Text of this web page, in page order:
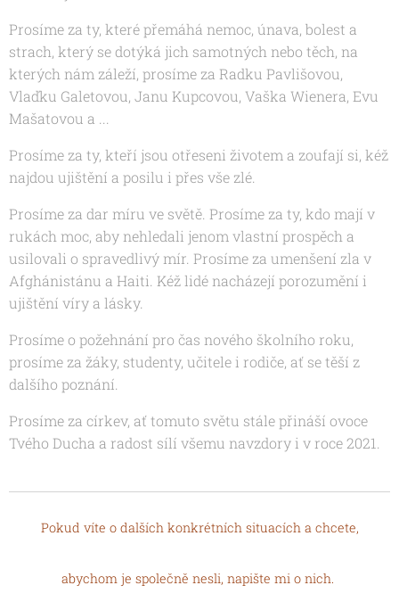
Prosíme za ty, které přemáhá nemoc, únava, bolest a
strach, který se dotýká jich samotných nebo těch, na
kterých nám záleží, prosíme za Radku Pavlišovou,
Vlaďku Galetovou, Janu Kupcovou, Vaška Wienera, Evu
Mašatovou a ...
Prosíme za ty, kteří jsou otřeseni životem a zoufají si, kéž
najdou ujištění a posilu i přes vše zlé.
Prosíme za dar míru ve světě. Prosíme za ty, kdo mají v
rukách moc, aby nehledali jenom vlastní prospěch a
usilovali o spravedlivý mír. Prosíme za umenšení zla v
Afghánistánu a Haiti. Kéž lidé nacházejí porozumění i
ujištění víry a lásky.
Prosíme o požehnání pro čas nového školního roku,
prosíme za žáky, studenty, učitele i rodiče, ať se těší z
dalšího poznání.
Prosíme za církev, ať tomuto světu stále přináší ovoce
Tvého Ducha a radost sílí všemu navzdory i v roce 2021.
Pokud víte o dalších konkrétních situacích a chcete,
abychom je společně nesli, napište mi o nich.